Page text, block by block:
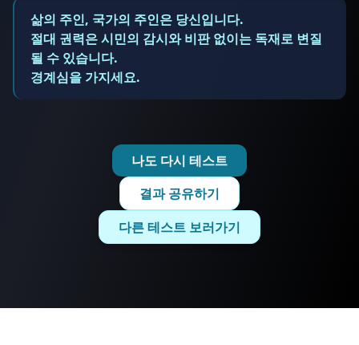
삶의 주인, 국가의 주인은 당신입니다.
절대 권력은 시민의 감시와 비판 없이는 독재로 변질
될 수 있습니다.
경계심을 가지세요.
나도 다시 테스트
결과 공유하기
다른 테스트 보러가기